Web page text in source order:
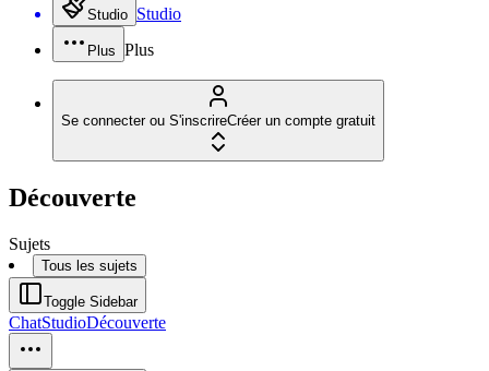
Studio Studio
Plus Plus
Se connecter ou S'inscrireCréer un compte gratuit
Découverte
Sujets
Tous les sujets
Toggle Sidebar
ChatStudioDécouverte